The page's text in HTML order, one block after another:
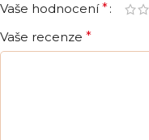
Vaše hodnocení*
Vaše recenze *